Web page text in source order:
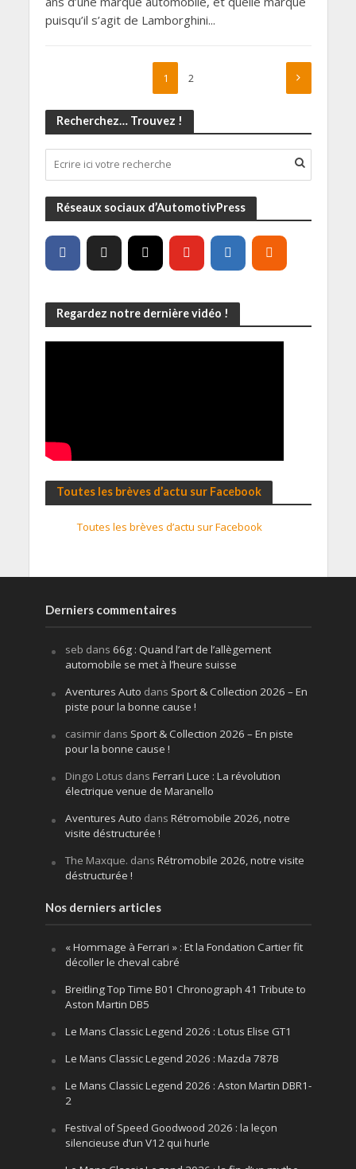
puisqu’il s’agit de Lamborghini...
1 2
Recherchez… Trouvez !
Réseaux sociaux d’AutomotivPress
Regardez notre dernière vidéo !
Toutes les brèves d’actu sur Facebook
Toutes les brèves d’actu sur Facebook
Derniers commentaires
seb dans 66g : Quand l’art de l’allègement
automobile se met à l’heure suisse
Aventures Auto dans Sport & Collection 2026 – En
piste pour la bonne cause !
casimirdans Sport & Collection 2026 – En piste
pour la bonne cause !
Dingo Lotus dans Ferrari Luce : La révolution
électrique venue de Maranello
Aventures Auto dans Rétromobile 2026, notre
visite déstructurée !
The Maxque. dans Rétromobile 2026, notre visite
déstructurée !
Nos derniers articles
« Hommage à Ferrari » : Et la Fondation Cartier fit
décoller le cheval cabré
Breitling Top Time B01 Chronograph 41 Tribute to
Aston Martin DB5
Le Mans Classic Legend 2026 : Lotus Elise GT1
Le Mans Classic Legend 2026 : Mazda 787B
Le Mans Classic Legend 2026 : Aston Martin DBR1-
2
Festival of Speed Goodwood 2026 : la leçon
silencieuse d’un V12 qui hurle